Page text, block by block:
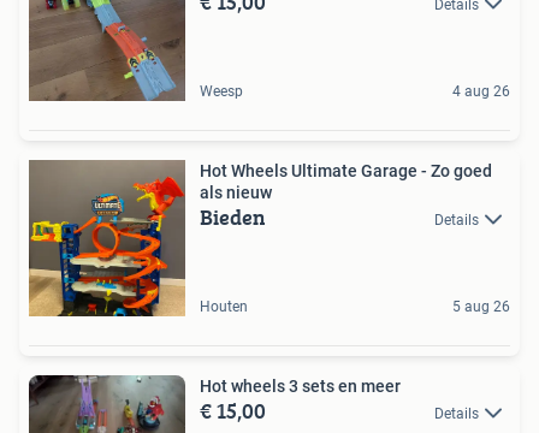
Details
Weesp 4 aug 26
Hot Wheels Ultimate Garage - Zo goed
als nieuw
Bieden Details
Houten 5 aug 26
Hot wheels 3 sets en meer
€ 15,00 Details